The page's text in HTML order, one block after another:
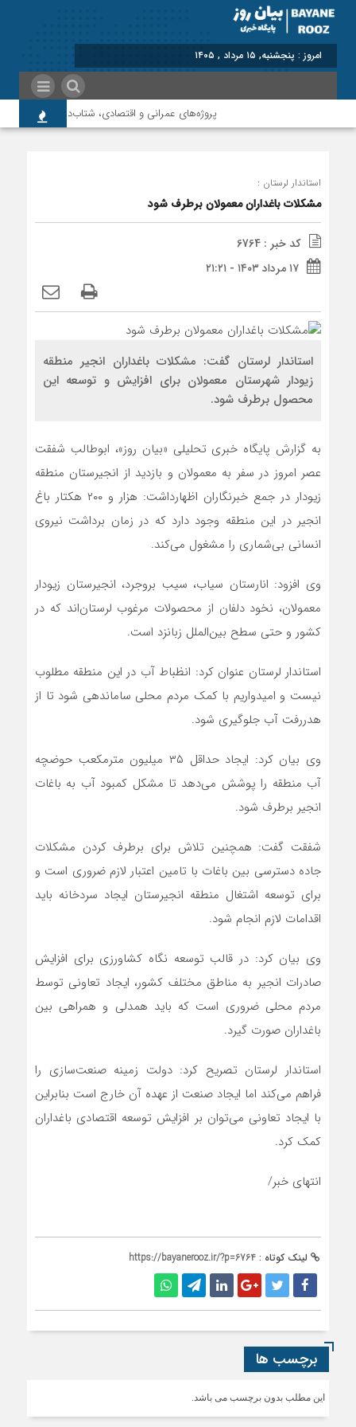
برابر با : Th
پروژه‌های عمرانی و اقتصادی، شتاب‌دهنده توسعه
استاندار لرستان :
مشکلات باغداران معمولان برطرف شود
کد خبر : 6764
۱۷ مرداد ۱۴۰۳ - ۲۱:۲۱
استاندار لرستان گفت: مشکلات باغداران انجیر منطقه
زیودار شهرستان معمولان برای افزایش و توسعه این
محصول برطرف شود.
به گزارش پایگاه خبری تحلیلی «بیان روز»، ابوطالب شفقت
عصر امروز در سفر به معمولان و بازدید از انجیرستان منطقه
زیودار در جمع خبرنگاران اظهارداشت: هزار و ۲۰۰ هکتار باغ
انجیر در این منطقه وجود دارد که در زمان برداشت نیروی
انسانی بی‌شماری را مشغول می‌کند.
وی افزود: انارستان سیاب، سیب بروجرد، انجیرستان زیودار
معمولان، نخود دلفان از محصولات مرغوب لرستان‌اند که در
کشور و حتی سطح بین‌الملل زبانزد است.
استاندار لرستان‌ عنوان کرد: انظباط آب در این منطقه مطلوب
نیست و امیدواریم با کمک مردم محلی ساماندهی شود تا از
هدررفت آب جلوگیری شود.
وی بیان کرد: ایجاد حداقل ۳۵ میلیون مترمکعب حوضچه
آب منطقه را پوشش می‌دهد تا مشکل کمبود آب به باغات
انجیر برطرف شود.
شفقت گفت: همچنین تلاش برای برطرف کردن مشکلات
جاده دسترسی بین باغات با تامین اعتبار لازم ضروری است و
برای توسعه اشتغال منطقه انجیرستان ایجاد سردخانه باید
اقدامات لازم انجام شود.
وی بیان کرد: در قالب توسعه نگاه کشاورزی برای افزایش
صادرات انجیر به مناطق مختلف کشور، ایجاد تعاونی توسط
مردم محلی ضروری است که باید همدلی و همراهی بین
باغداران صورت گیرد.
استاندار لرستان تصریح کرد: دولت زمینه صنعت‌سازی را
فراهم می‌کند اما ایجاد صنعت از عهده‌ آن خارج است بنابراین
با ایجاد تعاونی می‌توان بر افزایش توسعه اقتصادی باغداران
کمک کرد.
انتهای خبر/
لینک کوتاه : https://bayanerooz.ir/?p=6764
برچسب ها
این مطلب بدون برچسب می باشد.